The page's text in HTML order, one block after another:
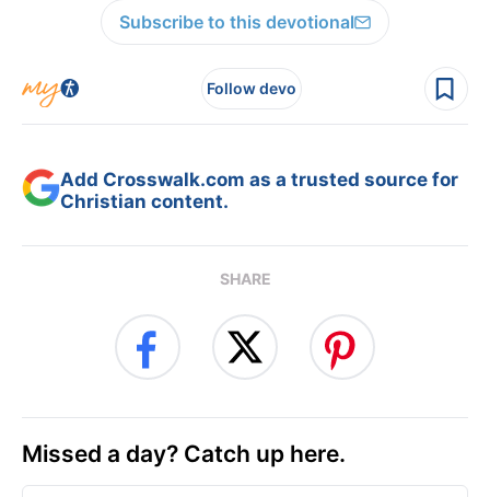
Subscribe to this devotional
Follow devo
Add Crosswalk.com as a trusted source for
Christian content.
SHARE
Missed a day? Catch up here.